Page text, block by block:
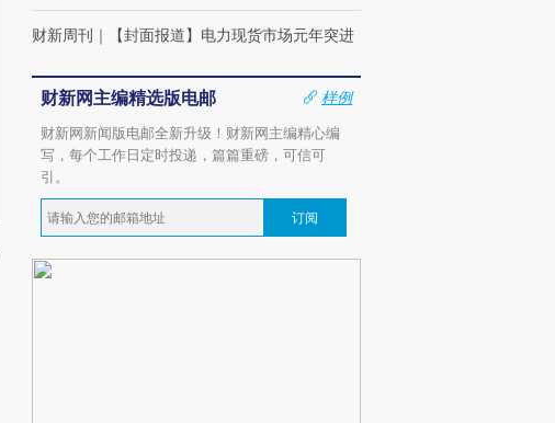
财新周刊 ｜ 【封面报道】电力现货市场元年突进
财新网主编精选版电邮
样例
财新网新闻版电邮全新升级！财新网主编精心编
写，每个工作日定时投递，篇篇重磅，可信可
引。
订阅